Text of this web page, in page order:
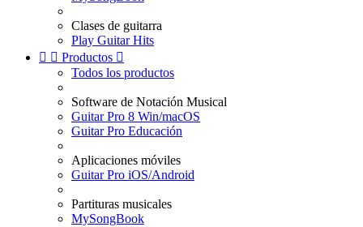
Clases de guitarra
Play Guitar Hits
  Productos 
Todos los productos
Software de Notación Musical
Guitar Pro 8 Win/macOS
Guitar Pro Educación
Aplicaciones móviles
Guitar Pro iOS/Android
Partituras musicales
MySongBook